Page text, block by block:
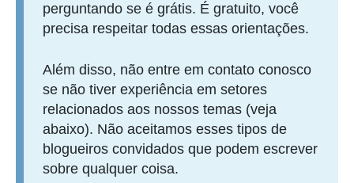
perguntando se é grátis. É gratuito, você
precisa respeitar todas essas orientações.
Além disso, não entre em contato conosco
se não tiver experiência em setores
relacionados aos nossos temas (veja
abaixo). Não aceitamos esses tipos de
blogueiros convidados que podem escrever
sobre qualquer coisa.